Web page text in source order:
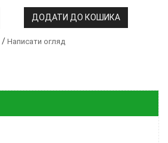
ДОДАТИ ДО КОШИКА
/ Написати огляд